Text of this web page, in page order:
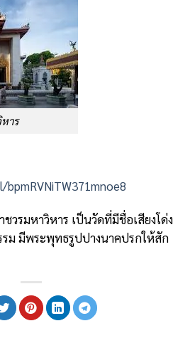
าร
วรมหาวิหาร เป็นวัดที่มีชื่อเสียงโด่ง
รม มีพระพุทธรูปปางนาคปรกให้สัก